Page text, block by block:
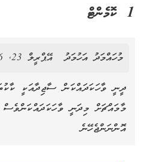
1 ކޮމެންޓް
މުހައްމަދު އަހުމަދު އޭޕްރީލް 23, 2026
ދީނީ ވާހަކަދައްކަން ސާޖިދާއަކީ
މާމައްޗަށް މިދަނީ
އޮންނަންޖެހޭނެ